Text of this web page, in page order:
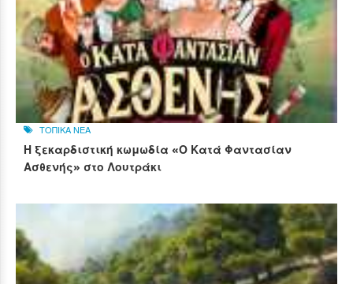
ΤΟΠΙΚΑ ΝΕΑ
Η ξεκαρδιστική κωμωδία «Ο Κατά Φαντασίαν
Ασθενής» στο Λουτράκι